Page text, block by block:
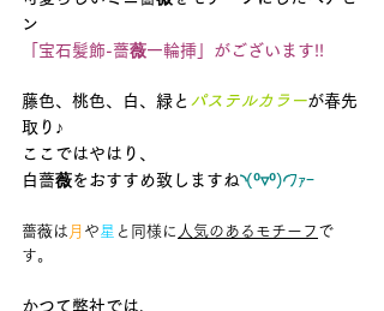
ン
「宝石髪飾-薔薇一輪挿」がございます!!
藤色、桃色、白、緑と パステルカラーが春先
取り♪
ここではやはり、
白薔薇をおすすめ致しますね◝(⁰▿⁰)◜ﾌｧｰ
薔薇は 月 や星 と同様に 人気のあるモチーフ で
す。
かつて弊社では、